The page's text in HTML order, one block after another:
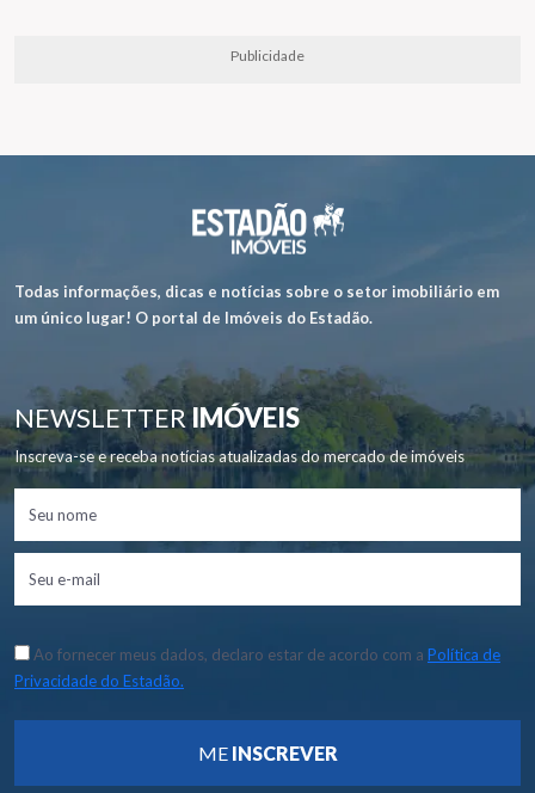
Publicidade
Todas informações, dicas e notícias sobre o setor imobiliário em
um único lugar! O portal de Imóveis do Estadão.
NEWSLETTERIMÓVEIS
Inscreva-se e receba notícias atualizadas do mercado de imóveis
Ao fornecer meus dados, declaro estar de acordo com a Política de
Privacidade do Estadão.
ME INSCREVER